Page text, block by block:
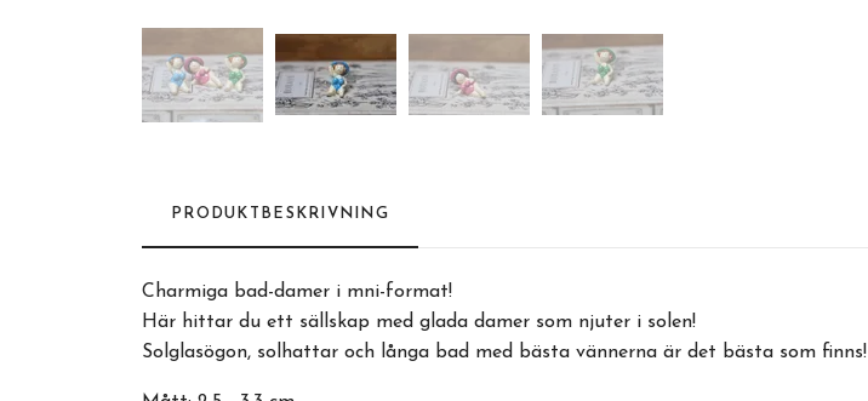
PRODUKTBESKRIVNING
Charmiga bad-damer i mni-format!
Här hittar du ett sällskap med glada damer som njuter i solen!
Solglasögon, solhattar och långa bad med bästa vännerna är det bästa som finns!